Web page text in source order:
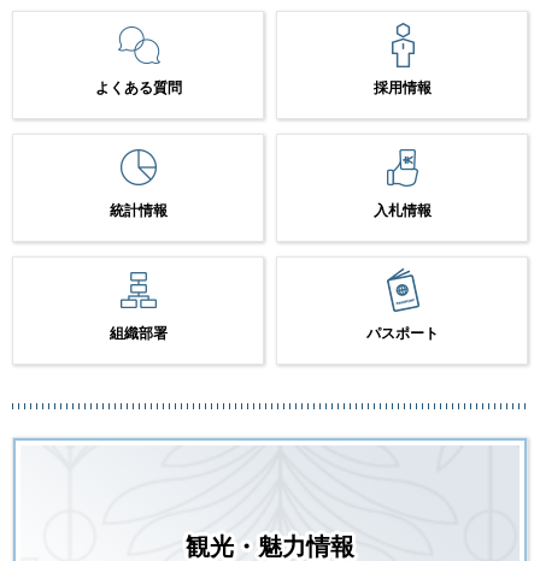
よくある質問 採用情報
統計情報 入札情報
組織部署 パスポート
観光・魅力情報